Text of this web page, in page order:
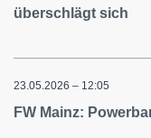
überschlägt sich
23.05.2026 – 12:05
FW Mainz: